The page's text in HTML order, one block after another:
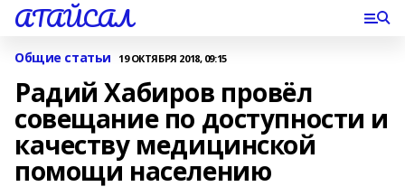
АТАЙСАЛ
Общие статьи 19 ОКТЯБРЯ 2018, 09:15
Радий Хабиров провёл
совещание по доступности и
качеству медицинской
помощи населению